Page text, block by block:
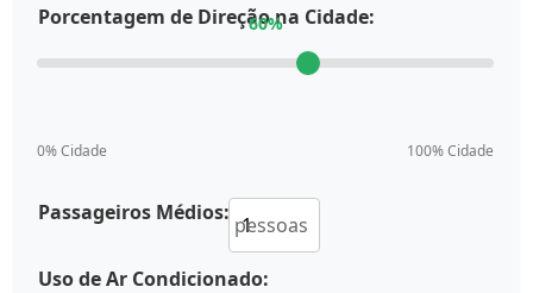
Porcentagem de Direção na Cidade:
60%
0% Cidade 100% Cidade
Passageiros Médios: pessoas
Uso de Ar Condicionado: